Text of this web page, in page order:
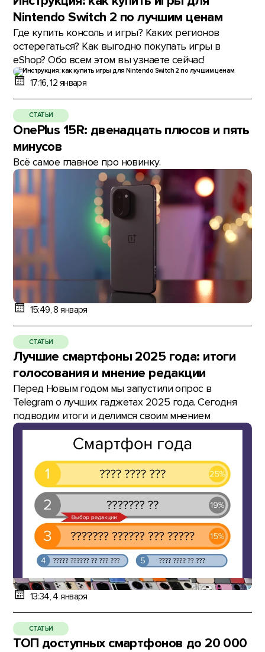
Nintendo Switch 2 по лучшим ценам
Где купить консоль и игры? Каких регионов
остерегаться? Как выгодно покупать игры в
eShop? Обо всем этом вы узнаете сейчас!
17:16, 12 января
СТАТЬИ
OnePlus 15R: двенадцать плюсов и пять
минусов
Всё самое главное про новинку.
15:49, 8 января
СТАТЬИ
Лучшие смартфоны 2025 года: итоги
голосования и мнение редакции
Перед Новым годом мы запустили опрос в
Telegram о лучших гаджетах 2025 года. Сегодня
подводим итоги и делимся своим мнением
13:34, 4 января
СТАТЬИ
ТОП доступных смартфонов до 20 000